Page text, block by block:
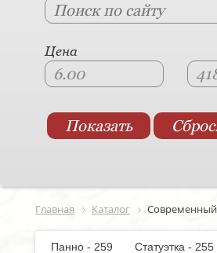
Цена
Главная Каталог Современный
Панно - 259 Статуэтка -